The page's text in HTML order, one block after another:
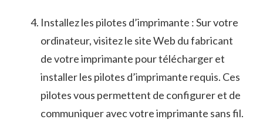
Installez les ‌pilotes d’imprimante : Sur votre
ordinateur, visitez le⁣ site ‌Web du fabricant
de votre imprimante pour télécharger⁣ et
installer les pilotes ⁣d’imprimante⁢ requis. Ces
pilotes vous permettent⁣ de configurer et⁣ de
communiquer avec⁢ votre imprimante sans fil.